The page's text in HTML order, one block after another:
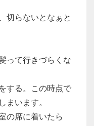
切らないとなぁと
って行きづらくな
する。この時点で
まいます。
の席に着いたら